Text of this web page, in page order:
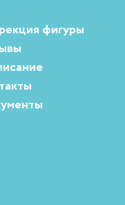
фигуры